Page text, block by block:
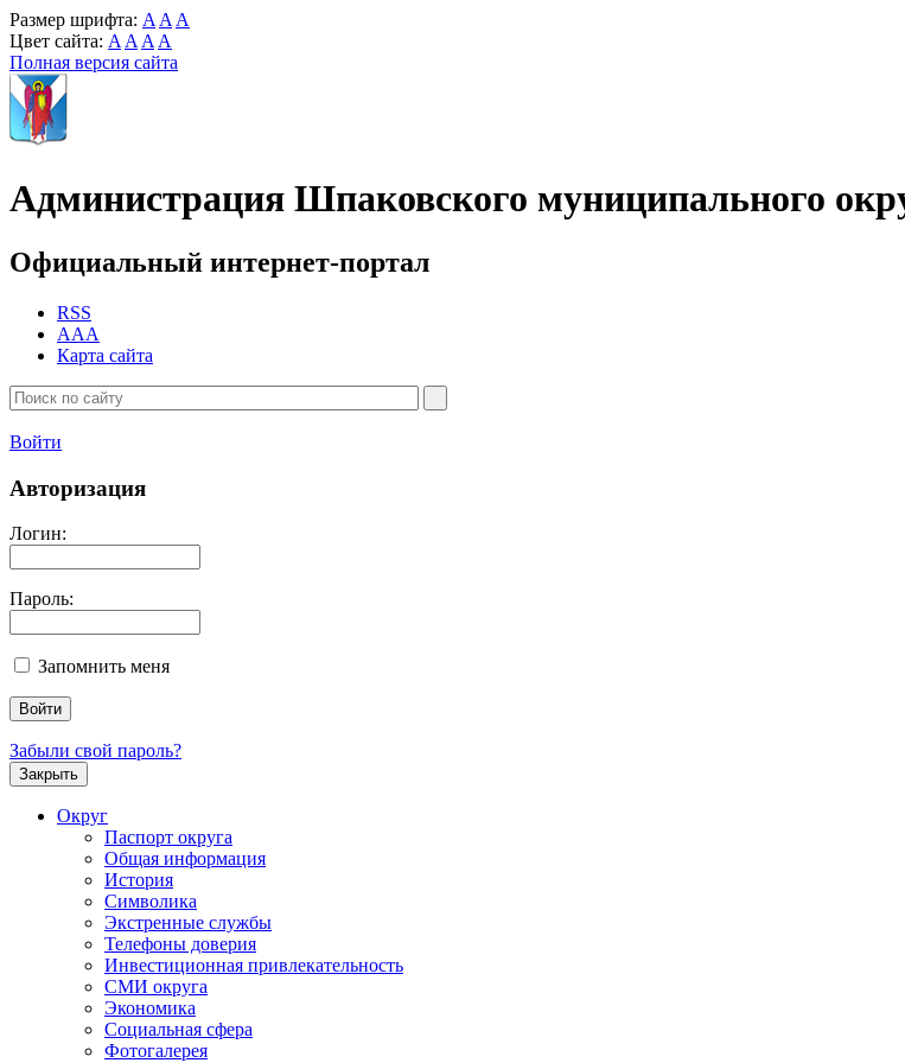
Размер шрифта: A A A
Цвет сайта: A A A A
Полная версия сайта
Администрация Шпаковского муниципального
Официальный интернет-портал
RSS
AAA
Карта сайта
Войти
Авторизация
Логин:
Пароль:
Запомнить меня
Забыли свой пароль?
Закрыть
Округ
Паспорт округа
Общая информация
История
Символика
Экстренные службы
Телефоны доверия
Инвестиционная привлекательность
СМИ округа
Экономика
Социальная сфера
Фотогалерея